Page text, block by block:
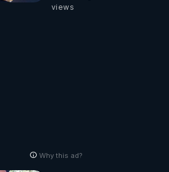
views
Why this ad?